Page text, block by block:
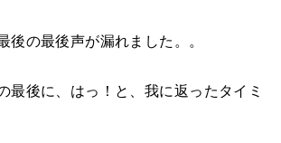
後の最後声が漏れました。。
最後に、はっ！と、我に返ったタイミ